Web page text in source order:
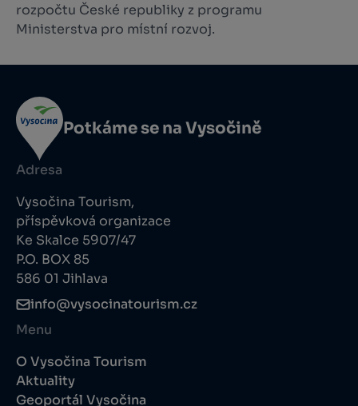
rozpočtu České republiky z programu
Ministerstva pro místní rozvoj.
Potkáme se na Vysočině
Adresa
Vysočina Tourism,
příspěvková organizace
Ke Skalce 5907/47
P.O. BOX 85
586 01 Jihlava
info@vysocinatourism.cz
Menu
O Vysočina Tourism
Aktuality
Geoportál Vysočina